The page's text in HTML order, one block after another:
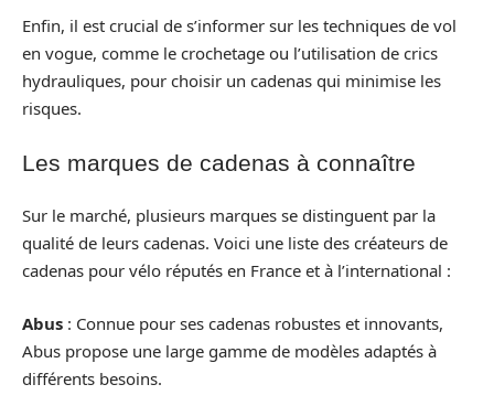
Enfin, il est crucial de s’informer sur les techniques de vol
en vogue, comme le crochetage ou l’utilisation de crics
hydrauliques, pour choisir un cadenas qui minimise les
risques.
Les marques de cadenas à connaître
Sur le marché, plusieurs marques se distinguent par la
qualité de leurs cadenas. Voici une liste des créateurs de
cadenas pour vélo réputés en France et à l’international :
Abus : Connue pour ses cadenas robustes et innovants,
Abus propose une large gamme de modèles adaptés à
différents besoins.